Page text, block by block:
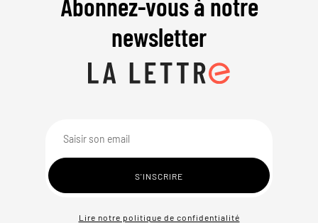
newsletter
Lire notre politique de confidentialité